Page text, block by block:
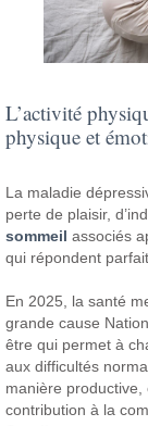
L’activité
physique et
La maladie
perte de plaisir,
sommeil associés
qui répondent
En 2025, la santé
grande cause
être qui permet à
aux difficultés
manière productive,
contribution à la